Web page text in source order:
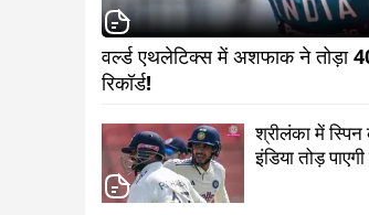
वर्ल्ड एथलेटिक्स में अशफाक ने तोड़ा
श्रीलंका में स्पिन
इंडिया तोड़